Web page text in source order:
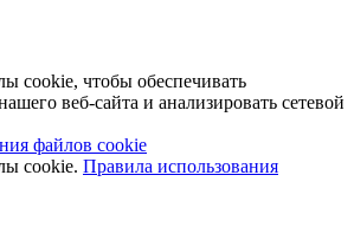
cookie, чтобы обеспечивать
веб-сайта и анализировать сетевой
файлов cookie
cookie. Правила использования